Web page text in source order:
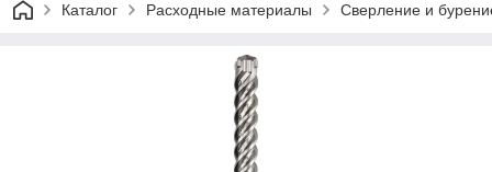
Каталог Расходные материалы Сверление и